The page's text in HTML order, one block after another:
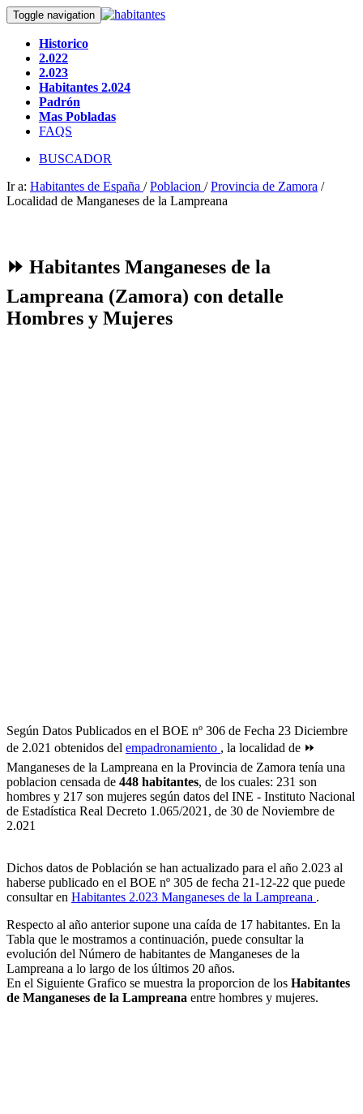
Toggle navigation
Historico
2.022
2.023
Habitantes 2.024
Padrón
Mas Pobladas
FAQS
BUSCADOR
Ir a: Habitantes de España /Poblacion /Provincia de Zamora /
Localidad de Manganeses de la Lampreana
⏩ Habitantes Manganeses de la
Lampreana (Zamora) con detalle
Hombres y Mujeres
Según Datos Publicados en el BOE nº 306 de Fecha 23 Diciembre
de 2.021 obtenidos del empadronamiento , la localidad de ⏩
Manganeses de la Lampreana en la Provincia de Zamora tenía una
poblacion censada de 448 habitantes, de los cuales: 231 son
hombres y 217 son mujeres según datos del INE - Instituto Nacional
de Estadística Real Decreto 1.065/2021, de 30 de Noviembre de
2.021
Dichos datos de Población se han actualizado para el año 2.023 al
haberse publicado en el BOE nº 305 de fecha 21-12-22 que puede
consultar en Habitantes 2.023 Manganeses de la Lampreana .
Respecto al año anterior supone una caída de 17 habitantes. En la
Tabla que le mostramos a continuación, puede consultar la
evolución del Número de habitantes de Manganeses de la
Lampreana a lo largo de los últimos 20 años.
En el Siguiente Grafico se muestra la proporcion de los Habitantes
de Manganeses de la Lampreana entre hombres y mujeres.